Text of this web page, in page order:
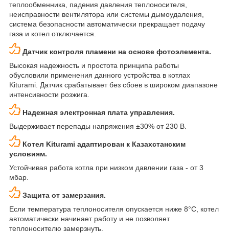
теплообменника, падения давления теплоносителя,
неисправности вентилятора или системы дымоудаления,
система безопасности автоматически прекращает подачу
газа и котел отключается.
Датчик контроля пламени на основе фотоэлемента.
Высокая надежность и простота принципа работы
обусловили применения данного устройства в котлах
Kiturami. Датчик срабатывает без сбоев в широком диапазоне
интенсивности розжига.
Надежная электронная плата управления.
Выдерживает перепады напряжения ±30% от 230 В.
Котел Kiturami адаптирован к Казахстанским
условиям.
Устойчивая работа котла при низком давлении газа - от 3
мбар.
Защита от замерзания.
Если температура теплоносителя опускается ниже 8°C, котел
автоматически начинает работу и не позволяет
теплоносителю замерзнуть.